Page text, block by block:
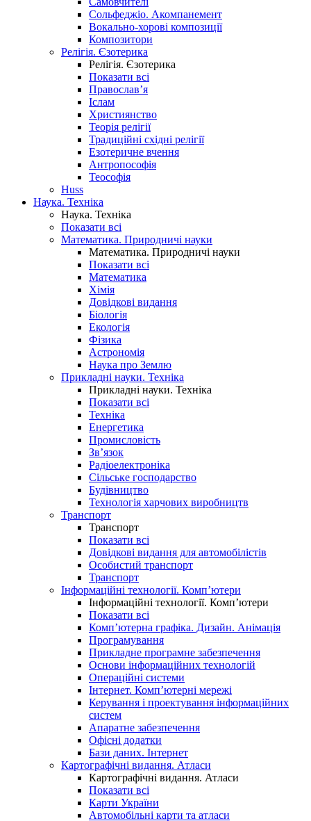
Сольфеджіо. Акомпанемент
Вокально-хорові композиції
Композитори
Релігія. Єзотерика
Релігія. Єзотерика
Показати всі
Православ’я
Іслам
Християнство
Теорія релігії
Традиційні східні релігії
Езотеричне вчення
Антропософія
Теософія
Huss
Наука. Техніка
Наука. Техніка
Показати всі
Математика. Природничі науки
Математика. Природничі науки
Показати всі
Математика
Хімія
Довідкові видання
Біологія
Екологія
Фізика
Астрономія
Наука про Землю
Прикладні науки. Техніка
Прикладні науки. Техніка
Показати всі
Техніка
Енергетика
Промисловість
Зв’язок
Радіоелектроніка
Сільське господарство
Будівництво
Технологія харчових виробництв
Транспорт
Транспорт
Показати всі
Довідкові видання для автомобілістів
Особистий транспорт
Транспорт
Інформаційні технології. Комп’ютери
Інформаційні технології. Комп’ютери
Показати всі
Комп’ютерна графіка. Дизайн. Анімація
Програмування
Прикладне програмне забезпечення
Основи інформаційних технологій
Операційні системи
Інтернет. Комп’ютерні мережі
Керування і проектування інформаційних
систем
Апаратне забезпечення
Офісні додатки
Бази даних. Інтернет
Картографічні видання. Атласи
Картографічні видання. Атласи
Показати всі
Карти України
Автомобільні карти та атласи